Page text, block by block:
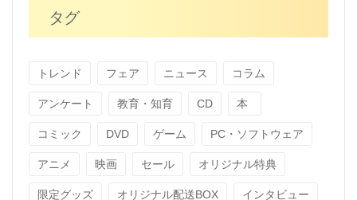
タグ
トレンド フェア ニュース コラム
アンケート 教育・知育 CD 本
コミック DVD ゲーム PC・ソフトウェア
アニメ 映画 セール オリジナル特典
限定グッズ オリジナル配送BOX インタビュー